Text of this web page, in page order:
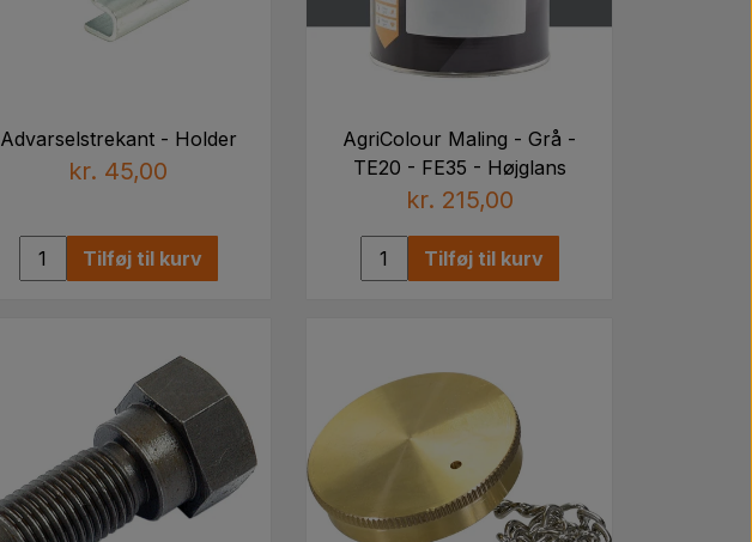
Advarselstrekant - Holder
kr. 45,00
Tilføj til kurv
AgriColour Maling - Grå -
TE20 - FE35 - Højglans
kr. 215,00
Tilføj til kurv